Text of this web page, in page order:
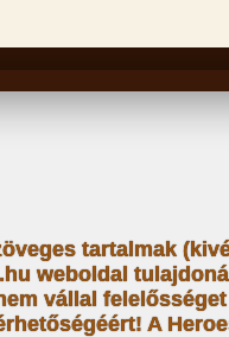
tartalmak
weboldal
vállal
A